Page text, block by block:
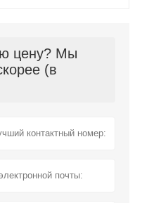
цену? Мы
(в